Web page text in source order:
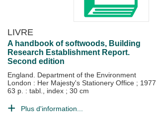
LIVRE
A handbook of softwoods, Building
Research Establishment Report.
Second edition
England. Department of the Environment
London : Her Majesty's Stationery Office ; 1977
63 p. : tabl., index ; 30 cm
Plus d'information...